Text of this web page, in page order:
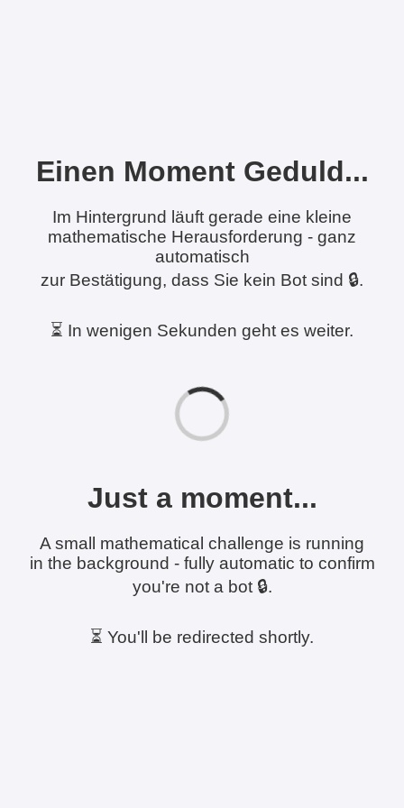
Einen Moment Geduld...
Im Hintergrund läuft gerade eine kleine
mathematische Herausforderung - ganz
automatisch
zur Bestätigung, dass Sie kein Bot sind 🔒.
⏳ In wenigen Sekunden geht es weiter.
Just a moment...
A small mathematical challenge is running
in the background - fully automatic to confirm
you're not a bot 🔒.
⏳ You'll be redirected shortly.